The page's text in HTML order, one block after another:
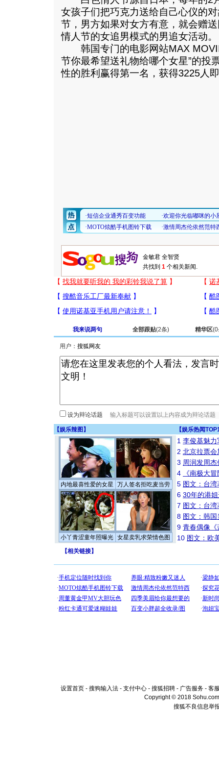
女孩子们把巧克力送给自己心仪的
节，男方如果对女方有意，就会赠
情人节的女追男模式的男追女活动。
韩国专门的电影网站MAX
节你最希望送礼物给哪个女星”的投
性的胜利赢得第一名，获得3225人
共找到 1 个相关新闻.
我来说两句 全部跟贴(2条) 精华区(0
用户：
设为辩论话题
【娱乐辣图 】 【娱乐热闻
内地最喜性爱的女星 万人签名拒吃麦当劳
小丫青涩童年照曝光 女星卖乳求荣情色图
1 李俊基魅力
2 北京拉票
3 周润发周
4
《南极大
5 图文：台
6 30年的港
7 图文：台
8 图文：韩
9 青春偶像《
10 图文：欧
【相关链接】
设置首页 - 搜狗输入法 - 支付中心 - 搜狐招聘 - 广告服务 - 客
Copyright © 2018
搜狐不良信息举